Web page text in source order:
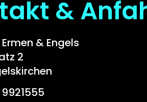
&
& Engels
2